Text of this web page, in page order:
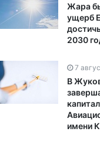
Жара
ущерб
2030
7
В
имени